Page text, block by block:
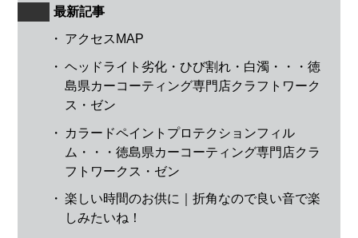
最新記事
・ アクセスMAP
・ ヘッドライト劣化・ひび割れ・白濁・・・徳
島県カーコーティング専門店クラフトワーク
ス・ゼン
・
カラードペイントプロテクションフィル
ム・・・徳島県カーコーティング専門店クラ
フトワークス・ゼン
・ 楽しい時間のお供に｜折角なので良い音で楽
しみたいね！